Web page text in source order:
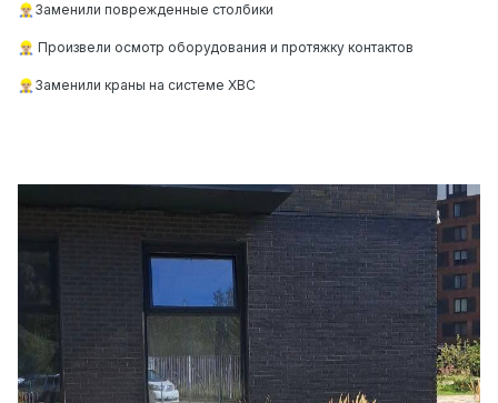
👷🏼‍♂️ Заменили поврежденные столбики
👷🏼‍♂️ Произвели осмотр оборудования и протяжку контактов
👷🏼‍♂️ Заменили краны на системе ХВС